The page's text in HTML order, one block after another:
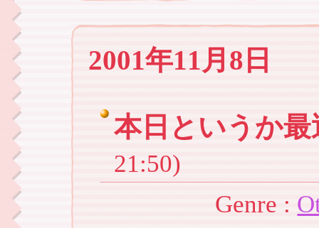
2001年11月8日
本日というか最
21:50)
Genre :